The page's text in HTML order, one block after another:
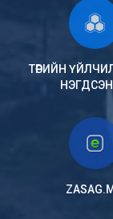
ТӨРИЙН
НЭГДСЭН